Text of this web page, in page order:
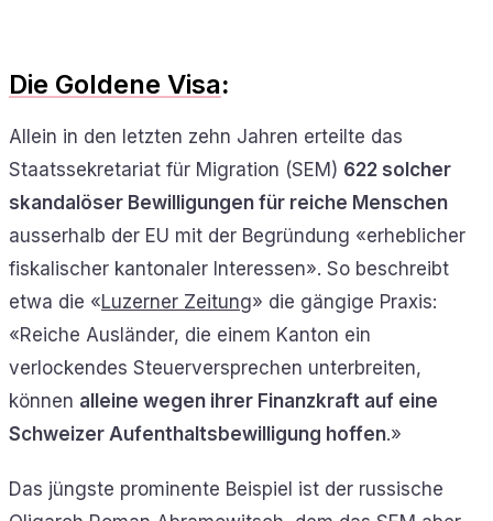
Die Goldene Visa:
Allein in den letzten zehn Jahren erteilte das
Staatssekretariat für Migration (SEM) 622 solcher
skandalöser Bewilligungen für reiche Menschen
ausserhalb der EU mit der Begründung «erheblicher
fiskalischer kantonaler Interessen». So beschreibt
etwa die «Luzerner Zeitung» die gängige Praxis:
«Reiche Ausländer, die einem Kanton ein
verlockendes Steuerversprechen unterbreiten,
können alleine wegen ihrer Finanzkraft auf eine
Schweizer Aufenthaltsbewilligung hoffen.»
Das jüngste prominente Beispiel ist der russische